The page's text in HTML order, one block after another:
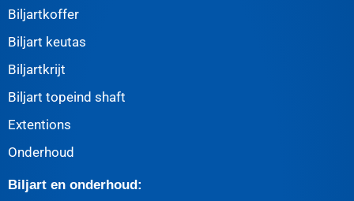
Biljartkoffer
Biljart keutas
Biljartkrijt
Biljart topeind shaft
Extentions
Onderhoud
Biljart en onderhoud: